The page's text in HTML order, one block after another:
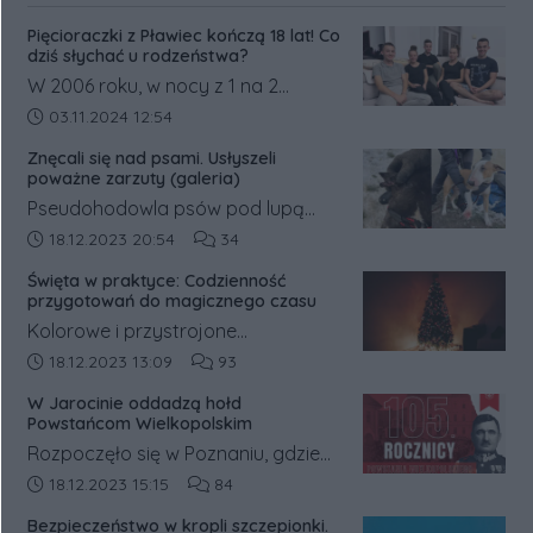
Pięcioraczki z Pławiec kończą 18 lat! Co
dziś słychać u rodzeństwa?
W 2006 roku, w nocy z 1 na 2
listopada, w Pławcach w powiecie
pięcioraczki.
Data dodania artykułu:
03.11.2024 12:54
Znęcali się nad psami. Usłyszeli
poważne zarzuty (galeria)
Pseudohodowla psów pod lupą
prokuratury. Była ona prowadzona
śremskim. Na jej trop wpadli
inspektorzy weterynaryjni, którzy o
sprawie powiadomili policję.
Data dodania artykułu:
18.12.2023 20:54 Liczba komentarzy artykułu:
34
Święta w praktyce: Codzienność
przygotowań do magicznego czasu
Kolorowe i przystrojone
świątecznymi dekoracjami witryny
przejść obok nich obojętnie.
Data dodania artykułu:
18.12.2023 13:09 Liczba komentarzy artykułu:
93
W Jarocinie oddadzą hołd
Powstańcom Wielkopolskim
Rozpoczęło się w Poznaniu, gdzie
mieszkańcy walczyli o ziemie
Data dodania artykułu:
18.12.2023 15:15 Liczba komentarzy artykułu:
84
Bezpieczeństwo w kropli szczepionki.